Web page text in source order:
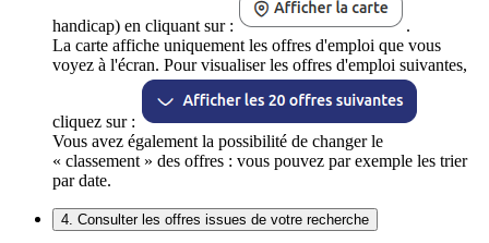
handicap) en cliquant sur :
.
La carte affiche uniquement les offres d'emploi que vous
voyez à l'écran. Pour visualiser les offres d'emploi suivantes,
cliquez sur :
Vous avez également la possibilité de changer le
« classement » des offres : vous pouvez par exemple les trier
par date.
4. Consulter les offres issues de votre recherche